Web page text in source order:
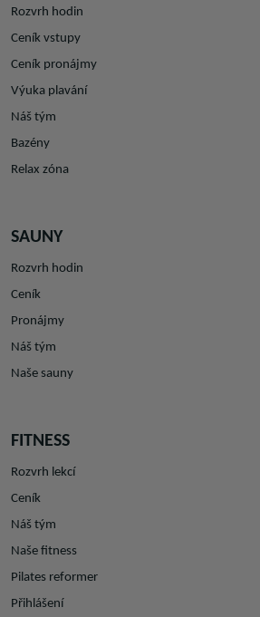
Rozvrh hodin
Ceník vstupy
Ceník pronájmy
Výuka plavání
Náš tým
Bazény
Relax zóna
SAUNY
Rozvrh hodin
Ceník
Pronájmy
Náš tým
Naše sauny
FITNESS
Rozvrh lekcí
Ceník
Náš tým
Naše fitness
Pilates reformer
Přihlášení